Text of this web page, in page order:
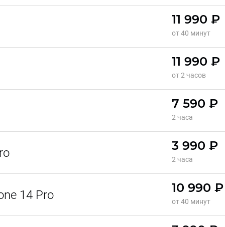
11 990 ₽
от 40 минут
11 990 ₽
от 2 часов
7 590 ₽
2 часа
3 990 ₽
2 часа
14 Pro 10 990 ₽
от 40 минут